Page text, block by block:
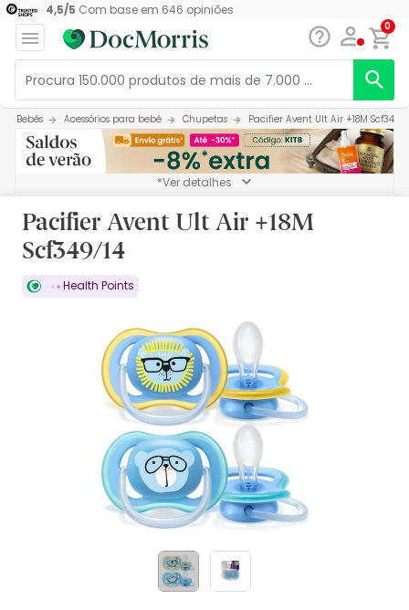
4,5/5 Com base em 646 opiniões
0
Bebés Acessórios para bebé Chupetas Pacifier Avent Ult Air +18M Scf349/
*Ver detalhes
Pacifier Avent Ult Air +18M
Scf349/14
Health Points